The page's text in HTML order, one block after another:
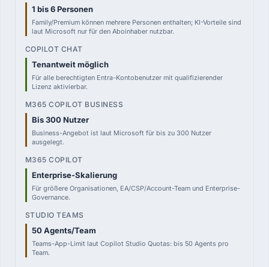
1 bis 6 Personen
Family/Premium können mehrere Personen enthalten; KI-Vorteile sind
laut Microsoft nur für den Aboinhaber nutzbar.
Tenantweit möglich
Für alle berechtigten Entra-Kontobenutzer mit qualifizierender
Lizenz aktivierbar.
Bis 300 Nutzer
Business-Angebot ist laut Microsoft für bis zu 300 Nutzer
ausgelegt.
Enterprise-Skalierung
Für größere Organisationen, EA/CSP/Account-Team und Enterprise-
Governance.
50 Agents/Team
Teams-App-Limit laut Copilot Studio Quotas: bis 50 Agents pro
Team.